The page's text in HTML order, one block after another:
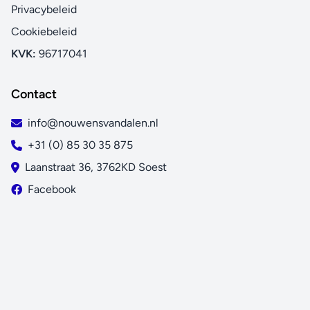
Coanda-effect: verwarming
lamellen, zorgt de gerichte luchtstroom voor een betere
Heat boost
Warmt uw huis snel op na het opstarten van uw air
conditioner. De ingestelde temperatuur wordt 14% sneller
bereikt dan bij een normale air conditioner (alleen bij een
Privacybeleid
Cookiebeleid
KVK: 96717041
Contact
info@nouwensvandalen.nl
+31 (0) 85 30 35 875
Laanstraat 36, 3762KD Soest
Facebook